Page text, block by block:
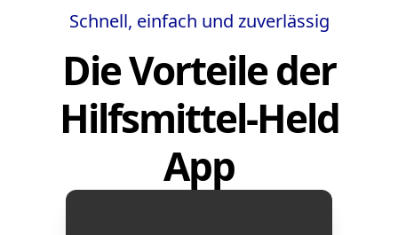
Schnell, einfach und zuverlässig
Die Vorteile der
Hilfsmittel-Held
App